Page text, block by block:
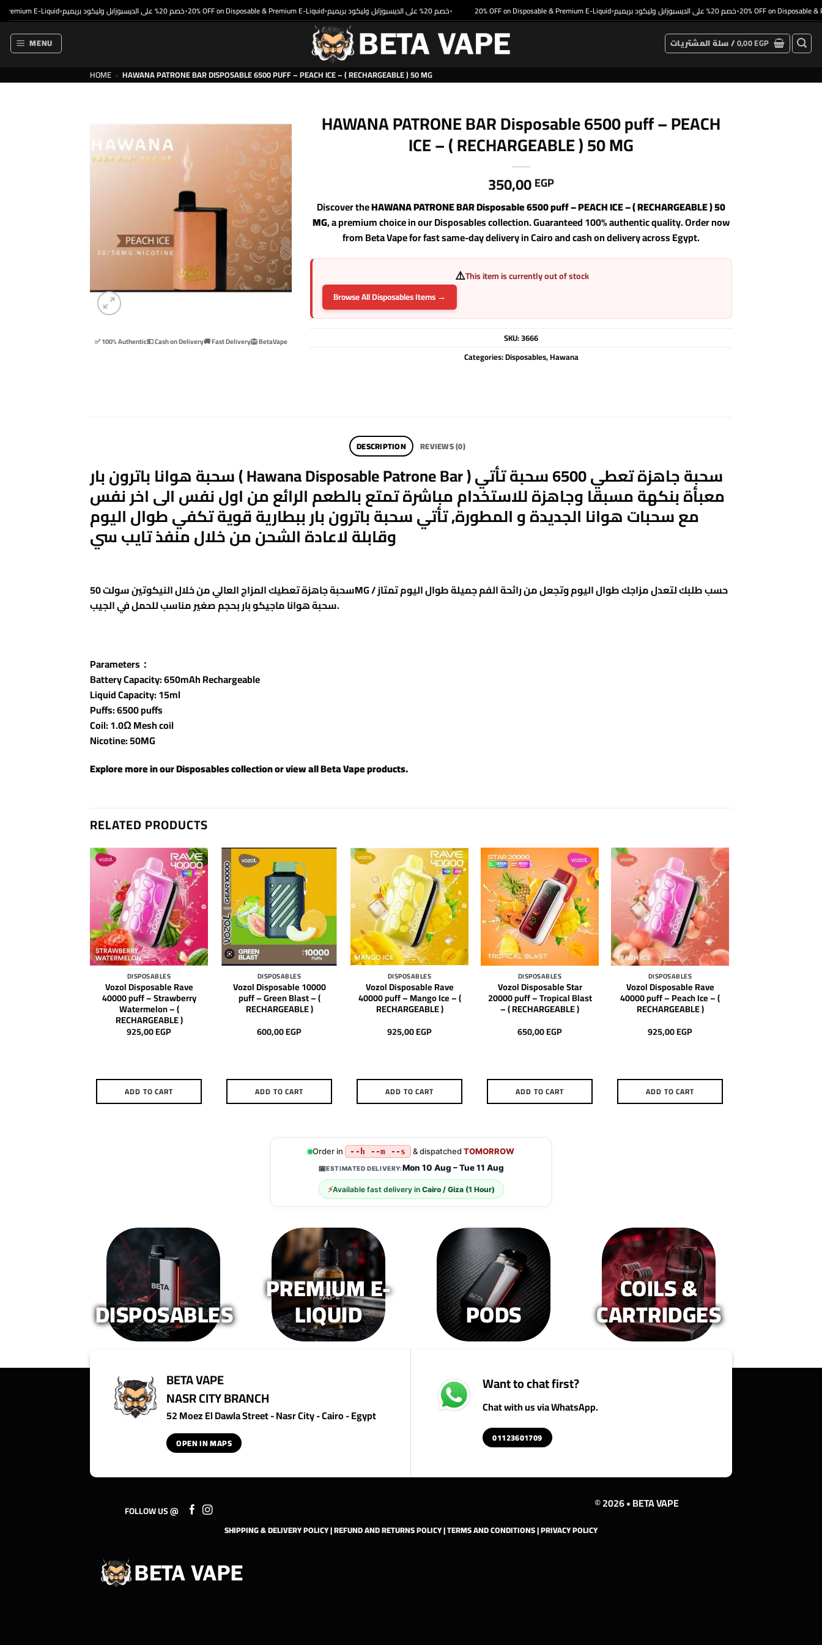
Skip
to
content
E-Liquid• خصم 20% على الديسبوزابل وليكود بريميم•20% OFF on Disposable & Premium E-Liquid• خصم 20% على الديسبوزابل وليكود بريميم• 20% OFF on Disposable & Premium E-Liquid• خصم 20% على الديسبوزابل وليكود بريميم•20% OFF on Disposable &
MENU سلة المشتريات /0,00EGP
HOME › HAWANA PATRONE BAR DISPOSABLE 6500 PUFF – PEACH ICE – ( RECHARGEABLE ) 50 MG
✅ 100% Authentic💵 Cash on Delivery🚚 Fast Delivery🦁 BetaVape
HAWANA PATRONE BAR Disposable 6500 puff – PEACH
ICE – ( RECHARGEABLE ) 50 MG
350,00EGP
Discover theHAWANA PATRONE BAR Disposable 6500 puff – PEACH ICE – ( RECHARGEABLE ) 50
MG, a premium choice in our Disposables collection. Guaranteed 100% authentic quality. Order now
from Beta Vape for fast same-day delivery in Cairo and cash on delivery across Egypt.
⚠️This item is currently out of stock
Browse All Disposables Items →
SKU:3666
Categories:Disposables,Hawana
DESCRIPTION REVIEWS (0)
سحبة هوانا باترون بار ( Hawana Disposable Patrone Bar ) سحبة جاهزة تعطي 6500 سحبة تأتي
معبأة بنكهة مسبقا وجاهزة للاستخدام مباشرة تمتع بالطعم الرائع من اول نفس الى اخر نفس
مع سحبات هوانا الجديدة و المطورة, تأتي سحبة باترون بار ببطارية قوية تكفي طوال اليوم
وقابلة لاعادة الشحن من خلال منفذ تايب سي
سحبة جاهزة تعطيك المزاج العالي من خلال النيكوتين سولت 50MG / حسب طلبك لتعدل مزاجك طوال اليوم وتجعل من رائحة الفم جميلة طوال اليوم تمتاز
سحبة هوانا ماجيكو بار بحجم صغير مناسب للحمل في الجيب.
Parameters：
Battery Capacity: 650mAh Rechargeable
Liquid Capacity: 15ml
Puffs: 6500 puffs
Coil: 1.0Ω Mesh coil
Nicotine: 50MG
Explore more in ourDisposablescollection or view allBeta Vape products.
RELATED PRODUCTS
DISPOSABLES
Vozol Disposable Rave
40000 puff – Strawberry
Watermelon – (
RECHARGEABLE )
925,00EGP
ADD TO CART
DISPOSABLES
Vozol Disposable 10000
puff – Green Blast – (
RECHARGEABLE )
600,00EGP
ADD TO CART
DISPOSABLES
Vozol Disposable Rave
40000 puff – Mango Ice – (
RECHARGEABLE )
925,00EGP
ADD TO CART
DISPOSABLES
Vozol Disposable Star
20000 puff – Tropical Blast
– ( RECHARGEABLE )
650,00EGP
ADD TO CART
DISPOSABLES
Vozol Disposable Rave
40000 puff – Peach Ice – (
RECHARGEABLE )
925,00EGP
ADD TO CART
Order in --h --m --s & dispatched TOMORROW
📅ESTIMATED DELIVERY:Mon 10 Aug – Tue 11 Aug
⚡Available fast delivery in Cairo / Giza (1 Hour)
DISPOSABLES
PREMIUM E-
LIQUID PODS
COILS &
CARTRIDGES
BETA VAPE
NASR CITY BRANCH
52 Moez El Dawla Street - Nasr City - Cairo - Egypt
OPEN IN MAPS
Want to chat first?
Chat with us via WhatsApp.
01123601709
FOLLOW US @ © 2026 • BETA VAPE
SHIPPING & DELIVERY POLICY|REFUND AND RETURNS POLICY|TERMS AND CONDITIONS|PRIVACY POLICY